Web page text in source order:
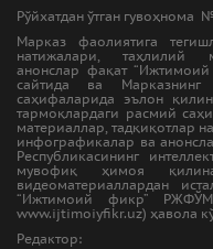
Рўйхатдан ўтган гувоҳнома
Марказ фаолиятига
натижалари, таҳлилий
анонслар фақат
сайтида ва
саҳифаларида эълон
тармоқлардаги расмий
материаллар, тадқиқотлар
инфографикалар ва
Республикасининг
мувофиқ ҳимоя
видеоматериаллардан
“Ижтимоий фикр”
www.ijtimoiyfikr.uz) ҳавола
Редактор: